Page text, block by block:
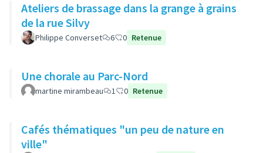
Ateliers de brassage dans la grange à grains
de la rue Silvy
Philippe Converset 6 0 Retenue
Une chorale au Parc-Nord
martine mirambeau 1 0 Retenue
Cafés thématiques "un peu de nature en
ville"